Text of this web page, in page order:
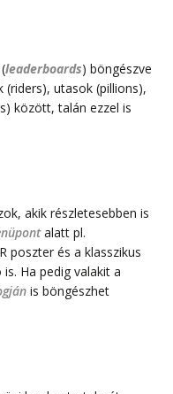
leaderboards) böngészve
utasok (pillions),
között, talán ezzel is
akik részletesebben is
alatt pl.
poszter és a klasszikus
Ha pedig valakit a
is böngészhet